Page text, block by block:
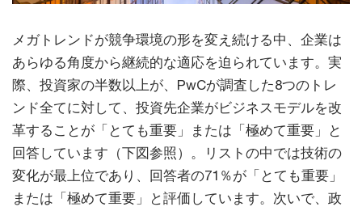
メガトレンドが競争環境の形を変え続ける中、企業は
あらゆる角度から継続的な適応を迫られています。実
際、投資家の半数以上が、PwCが調査した8つのトレ
ンド全てに対して、投資先企業がビジネスモデルを改
革することが「とても重要」または「極めて重要」と
回答しています（下図参照）。リストの中では技術の
変化が最上位であり、回答者の71％が「とても重要」
または「極めて重要」と評価しています。次いで、政